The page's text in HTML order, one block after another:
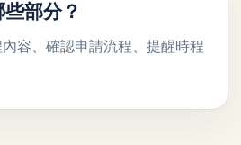
部分？
容、確認申請流程、提醒時程